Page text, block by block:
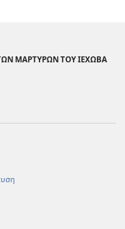
ΜΑΡΤΥΡΩΝ ΤΟΥ ΙΕΧΩΒΑ